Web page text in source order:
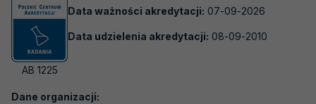
Biobanki
Laboratoria badawcze
Laboratoria medyczne
Laboratoria wzorcujące
AB 1225
Data ważności akredytacji: 07-09-2026
Data udzielenia akredytacji: 08-09-2010
Dane organizacji: